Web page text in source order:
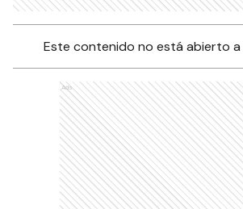
Este contenido no está abierto
Ads